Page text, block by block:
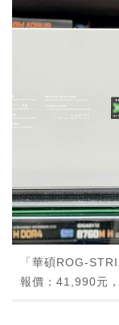
「華碩ROG-
報價：41,990元